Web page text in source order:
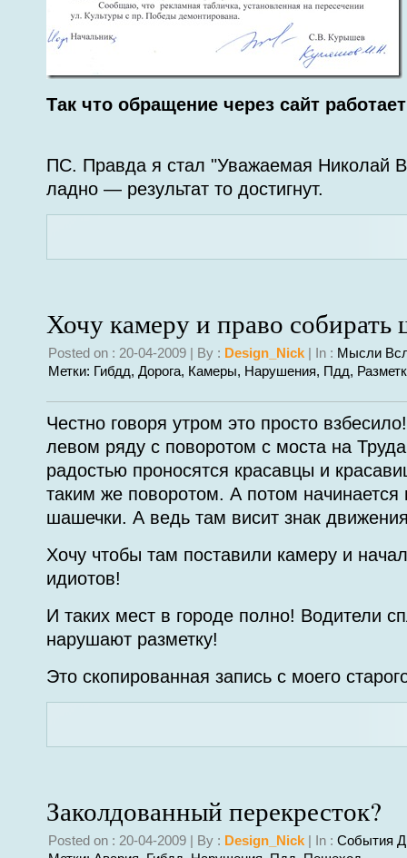
Так что обращение через сайт
ПС. Правда я стал "Уважаемая Николай
ладно — результат то достигнут.
Хочу камеру и право
Posted on : 20-04-2009 | By : Design_Nick | In : Мысли
Метки: Гибдд, Дорога, Камеры, Нарушения, Пдд,
Честно говоря утром это просто
левом ряду с поворотом с моста на
радостью проносятся красавцы и
таким же поворотом. А потом начинается
шашечки. А ведь там висит знак
Хочу чтобы там поставили камеру и
идиотов!
И таких мест в городе полно! Водители
нарушают разметку!
Это скопированная запись с моего
Заколдованный перекресток?
Posted on : 20-04-2009 | By : Design_Nick | In : События